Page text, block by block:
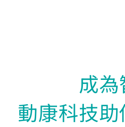
成
動康科技